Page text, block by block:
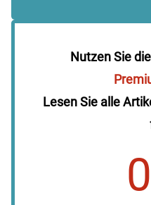
Nutzen Sie
Lesen Sie alle